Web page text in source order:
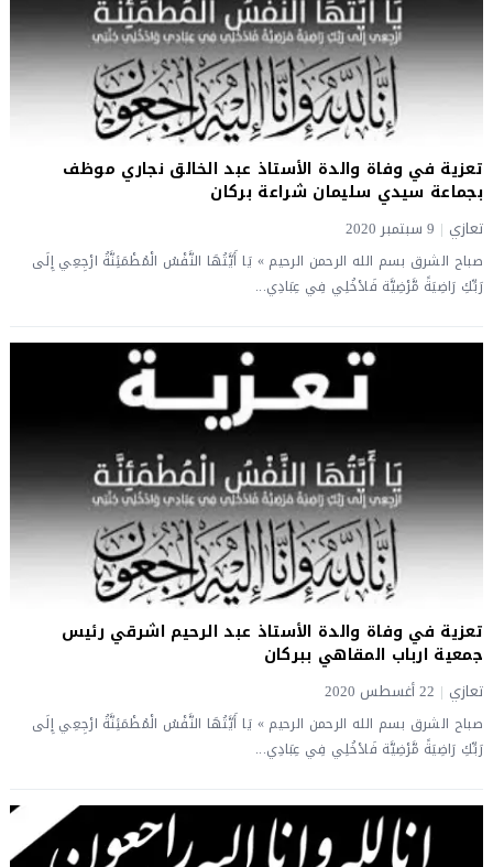
تعزية في وفاة والدة الأستاذ عبد الخالق نجاري موظف
بجماعة سيدي سليمان شراعة بركان
تعازي 9 سبتمبر 2020
صباح الشرق بسم الله الرحمن الرحيم » يَا أَيَّتُهَا النَّفْسُ الْمُطْمَئِنَّةُ ارْجِعِي إِلَى
رَبِّكِ رَاضِيَةً مَّرْضِيَّة فَادْخُلِي فِي عِبَادِي...
تعزية في وفاة والدة الأستاذ عبد الرحيم اشرقي رئيس
جمعية ارباب المقاهي ببركان
تعازي 22 أغسطس 2020
صباح الشرق بسم الله الرحمن الرحيم » يَا أَيَّتُهَا النَّفْسُ الْمُطْمَئِنَّةُ ارْجِعِي إِلَى
رَبِّكِ رَاضِيَةً مَّرْضِيَّة فَادْخُلِي فِي عِبَادِي...